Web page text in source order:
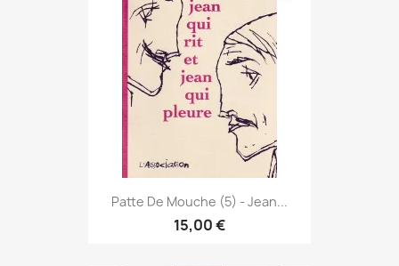
Patte De Mouche (5) - Jean...
15,00 €